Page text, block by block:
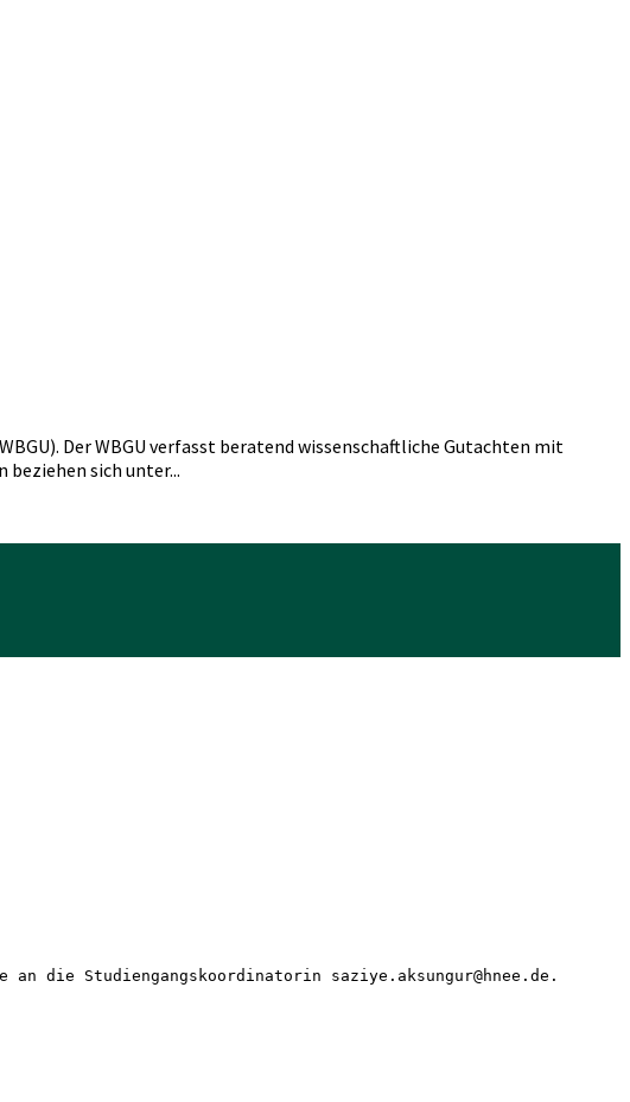
Der WBGU verfasst beratend wissenschaftliche Gutachten mit
sich unter...
die Studiengangskoordinatorin saziye.aksungur@hnee.de.